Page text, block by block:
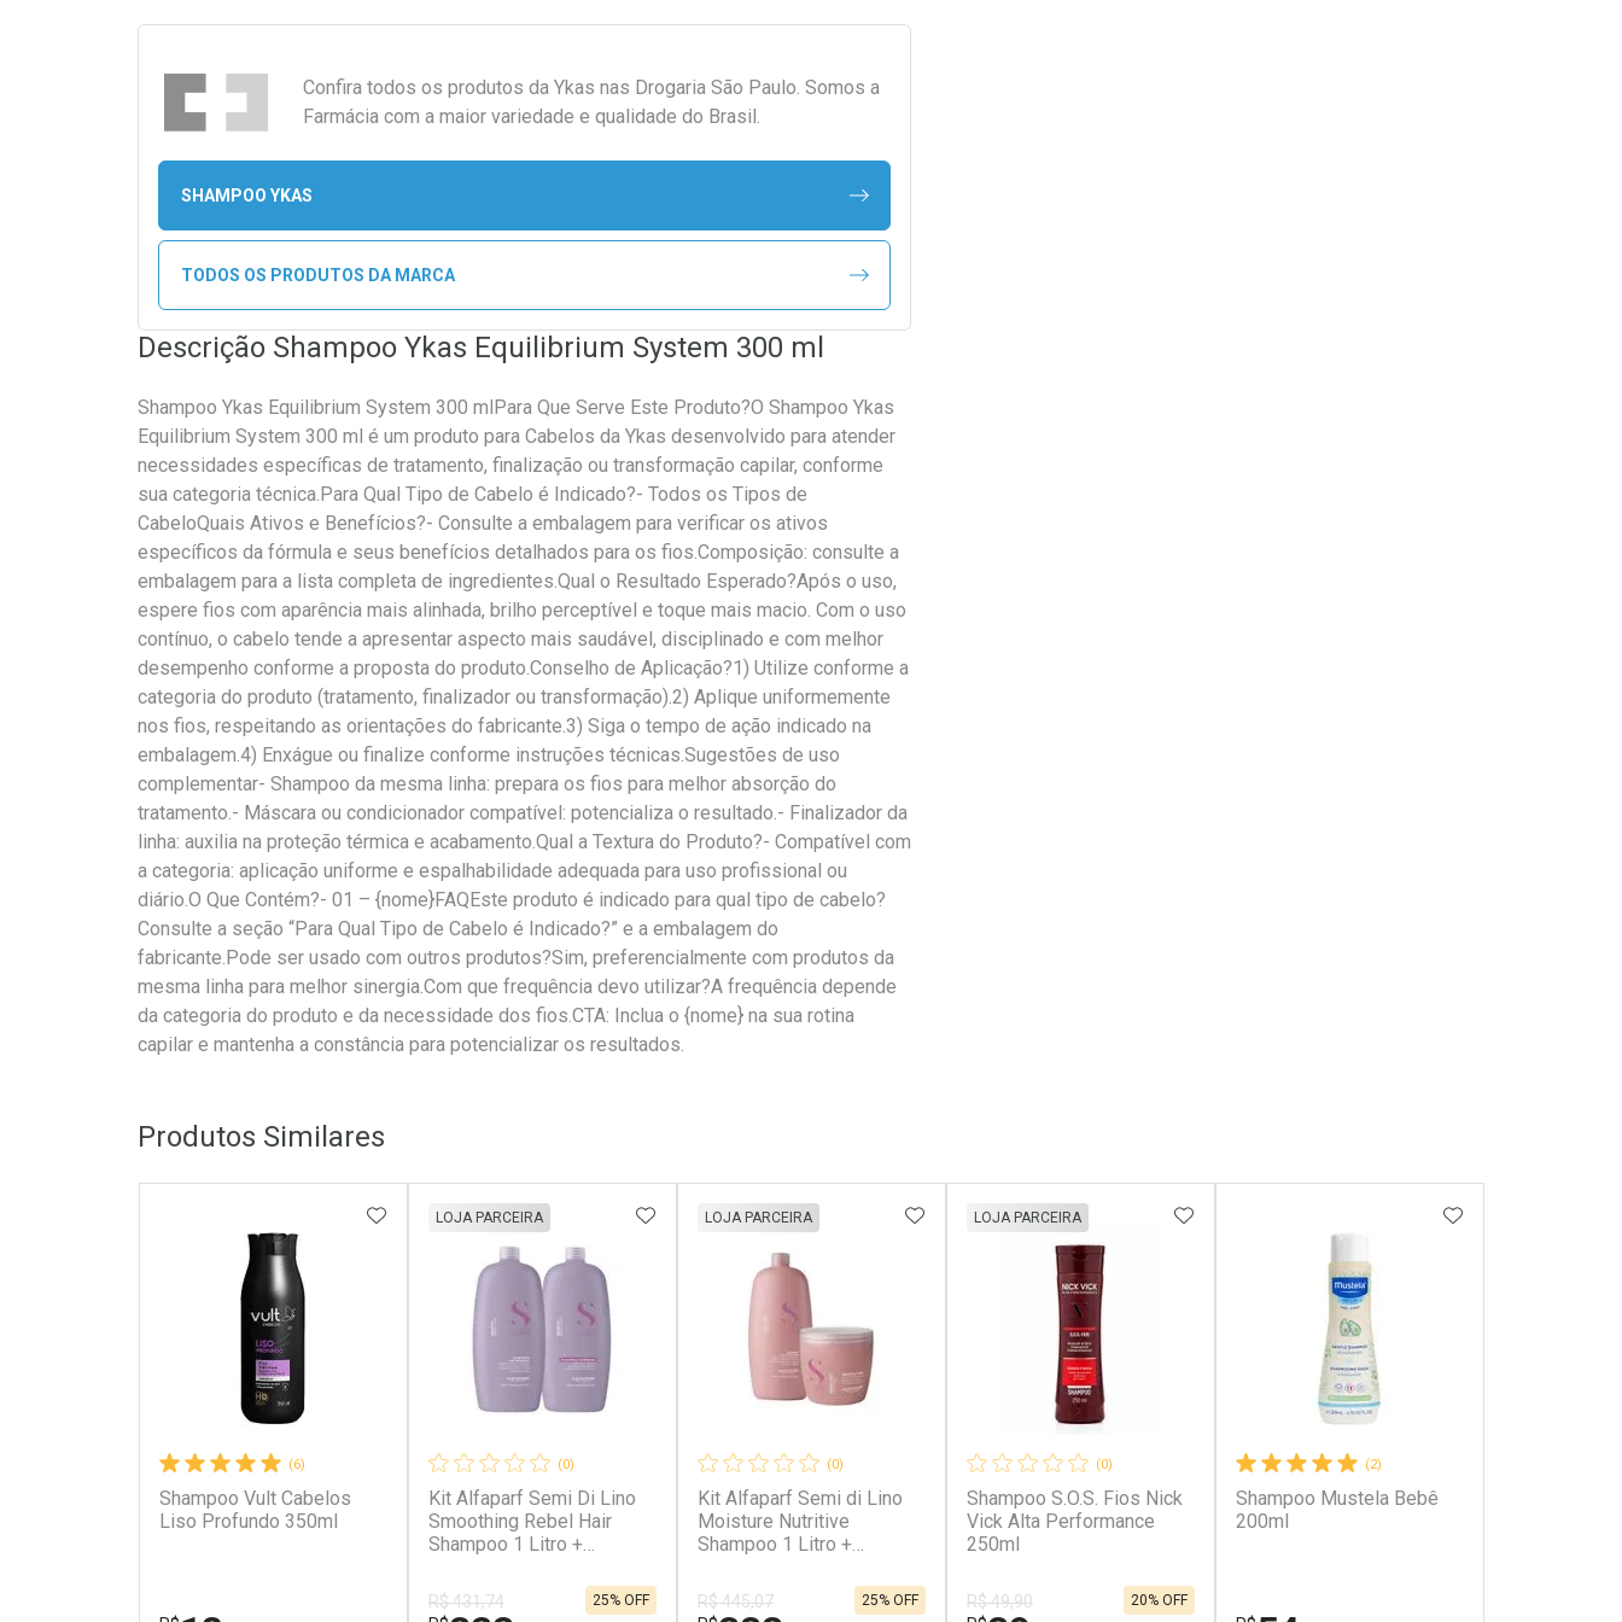
Confira todos os produtos da Ykas nas Drogaria São Paulo. Somos a
Farmácia com a maior variedade e qualidade do Brasil.
SHAMPOO YKAS
TODOS OS PRODUTOS DA MARCA
Descrição Shampoo Ykas Equilibrium System 300 ml
Shampoo Ykas Equilibrium System 300 mlPara Que Serve Este Produto?O Shampoo Ykas
Equilibrium System 300 ml é um produto para Cabelos da Ykas desenvolvido para atender
necessidades específicas de tratamento, finalização ou transformação capilar, conforme
sua categoria técnica.Para Qual Tipo de Cabelo é Indicado?- Todos os Tipos de
CabeloQuais Ativos e Benefícios?- Consulte a embalagem para verificar os ativos
específicos da fórmula e seus benefícios detalhados para os fios.Composição: consulte a
embalagem para a lista completa de ingredientes.Qual o Resultado Esperado?Após o uso,
espere fios com aparência mais alinhada, brilho perceptível e toque mais macio. Com o uso
contínuo, o cabelo tende a apresentar aspecto mais saudável, disciplinado e com melhor
desempenho conforme a proposta do produto.Conselho de Aplicação?1) Utilize conforme a
categoria do produto (tratamento, finalizador ou transformação).2) Aplique uniformemente
nos fios, respeitando as orientações do fabricante.3) Siga o tempo de ação indicado na
embalagem.4) Enxágue ou finalize conforme instruções técnicas.Sugestões de uso
complementar- Shampoo da mesma linha: prepara os fios para melhor absorção do
tratamento.- Máscara ou condicionador compatível: potencializa o resultado.- Finalizador da
linha: auxilia na proteção térmica e acabamento.Qual a Textura do Produto?- Compatível com
a categoria: aplicação uniforme e espalhabilidade adequada para uso profissional ou
diário.O Que Contém?- 01 – {nome}FAQEste produto é indicado para qual tipo de cabelo?
Consulte a seção “Para Qual Tipo de Cabelo é Indicado?” e a embalagem do
fabricante.Pode ser usado com outros produtos?Sim, preferencialmente com produtos da
mesma linha para melhor sinergia.Com que frequência devo utilizar?A frequência depende
da categoria do produto e da necessidade dos fios.CTA: Inclua o {nome} na sua rotina
capilar e mantenha a constância para potencializar os resultados.
Produtos Similares
(6)
Shampoo Vult Cabelos
Liso Profundo 350ml
ADICIONAR AOS FAVORITOS
(0)
Kit Alfaparf Semi Di Lino
Smoothing Rebel Hair
Shampoo 1 Litro +
Alfaparf Semi Di Lino
Smooth Shampoo
LOJA PARCEIRA
R$ 431,74
25% OFF
ADICIONAR AOS FAVORITOS
(0)
Kit Alfaparf Semi di Lino
Moisture Nutritive
Shampoo 1 Litro +
Alfaparf Semi di Lino
Moisture Nutritive
LOJA PARCEIRA
R$ 445,07
25% OFF
ADICIONAR AOS FAVORITOS
(0)
Shampoo S.O.S. Fios Nick
Vick Alta Performance
250ml
LOJA PARCEIRA
R$ 49,90
20% OFF
ADICIONAR AOS FAVORITOS
(2)
Shampoo Mustela Bebê
200ml
ADICIONAR AOS